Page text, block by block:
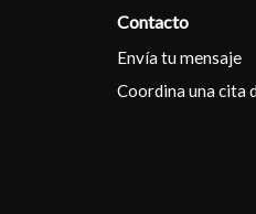
Contacto
Envía tu mensaje
Coordina una cita